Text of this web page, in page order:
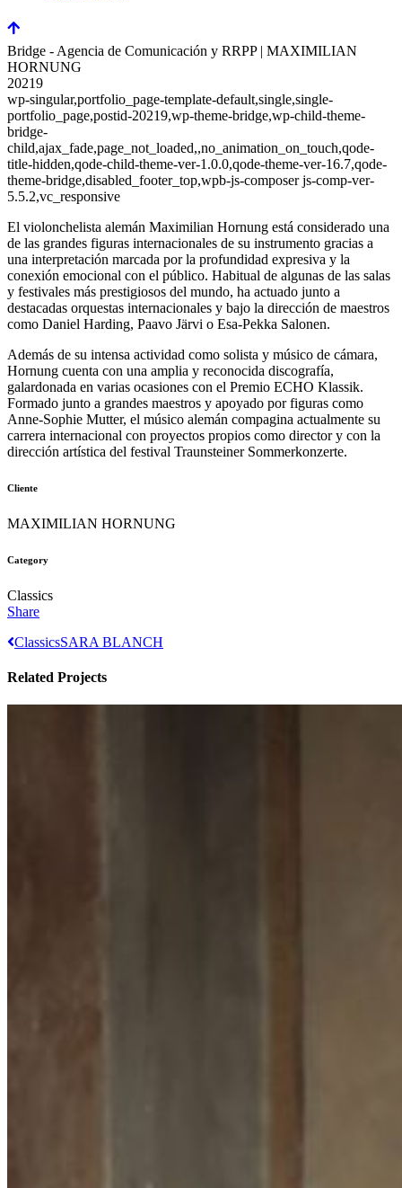
Bridge - Agencia de Comunicación y RRPP | MAXIMILIAN
HORNUNG
20219
wp-singular,portfolio_page-template-default,single,single-
portfolio_page,postid-20219,wp-theme-bridge,wp-child-theme-
bridge-
child,ajax_fade,page_not_loaded,,no_animation_on_touch,qode-
title-hidden,qode-child-theme-ver-1.0.0,qode-theme-ver-16.7,qode-
theme-bridge,disabled_footer_top,wpb-js-composer js-comp-ver-
5.5.2,vc_responsive
El violonchelista alemán Maximilian Hornung está considerado una
de las grandes figuras internacionales de su instrumento gracias a
una interpretación marcada por la profundidad expresiva y la
conexión emocional con el público. Habitual de algunas de las salas
y festivales más prestigiosos del mundo, ha actuado junto a
destacadas orquestas internacionales y bajo la dirección de maestros
como Daniel Harding, Paavo Järvi o Esa-Pekka Salonen.
Además de su intensa actividad como solista y músico de cámara,
Hornung cuenta con una amplia y reconocida discografía,
galardonada en varias ocasiones con el Premio ECHO Klassik.
Formado junto a grandes maestros y apoyado por figuras como
Anne-Sophie Mutter, el músico alemán compagina actualmente su
carrera internacional con proyectos propios como director y con la
dirección artística del festival Traunsteiner Sommerkonzerte.
Cliente
MAXIMILIAN HORNUNG
Category
Classics
Share
ClassicsSARA BLANCH
Related Projects